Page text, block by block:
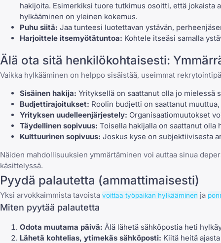
hakijoita. Esimerkiksi tuore tutkimus osoitti, että jokaista
hylkääminen on yleinen kokemus.
Puhu siitä: Jaa tunteesi luotettavan ystävän,
Harjoittele itsemyötätuntoa: Kohtele itseäsi samalla
Älä ota sitä henkilökohtaisesti:
Vaikka hylkääminen on helppo sisäistää, useimmat
Sisäinen hakija: Yrityksellä on saattanut olla jo mielessä
Budjettirajoitukset: Roolin budjetti on saattanut
Yrityksen uudelleenjärjestely: Organisaatiomuutokset
Täydellinen sopivuus: Toisella hakijalla on saattanut
Kulttuurinen sopivuus: Joskus kyse on subjektiivisesta
Näiden mahdollisuuksien ymmärtäminen voi auttaa sinua
käsittelyssä.
Pyydä palautetta (ammattimaisesti)
Yksi arvokkaimmista tavoista voittaa työpaikan hylkääminen ja
Miten pyytää palautetta
Odota muutama päivä: Älä lähetä sähköpostia heti
Lähetä kohtelias, ytimekäs sähköposti: Kiitä heitä